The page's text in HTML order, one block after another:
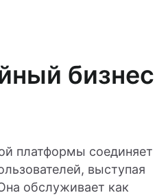
бизнес
платформы соединяет
выступая
обслуживает как